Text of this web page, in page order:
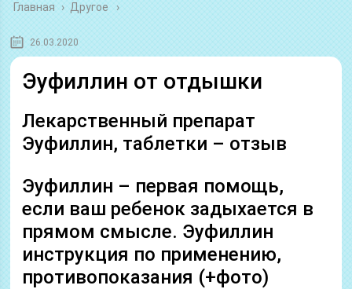
Главная › Другое
26.03.2020
Эуфиллин от отдышки
Лекарственный препарат
Эуфиллин, таблетки – отзыв
Эуфиллин – первая помощь,
если ваш ребенок задыхается в
прямом смысле. Эуфиллин
инструкция по применению,
противопоказания (+фото)